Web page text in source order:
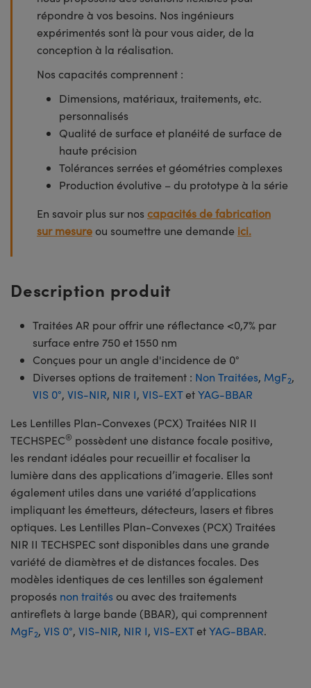
répondre à vos besoins. Nos ingénieurs
expérimentés sont là pour vous aider, de la
conception à la réalisation.
Nos capacités comprennent :
Dimensions, matériaux, traitements, etc.
personnalisés
Qualité de surface et planéité de surface de
haute précision
Tolérances serrées et géométries complexes
Production évolutive – du prototype à la série
En savoir plus sur nos capacités de fabrication
sur mesure ou soumettre une demande ici.
Description produit
Traitées AR pour offrir une réflectance <0,7% par
surface entre 750 et 1550 nm
Conçues pour un angle d'incidence de 0°
Diverses options de traitement : Non Traitées, MgF2,
VIS 0°, VIS-NIR, NIR I, VIS-EXTetYAG-BBAR
Les Lentilles Plan-Convexes (PCX) Traitées NIR II
TECHSPEC® possèdent une distance focale positive,
les rendant idéales pour recueillir et focaliser la
lumière dans des applications d’imagerie. Elles sont
également utiles dans une variété d’applications
impliquant les émetteurs, détecteurs, lasers et fibres
optiques. Les Lentilles Plan-Convexes (PCX) Traitées
NIR II TECHSPEC sont disponibles dans une grande
variété de diamètres et de distances focales. Des
modèles identiques de ces lentilles son également
proposés non traités ou avec des traitements
antireflets à large bande (BBAR), qui comprennent
MgF2, VIS 0°, VIS-NIR, NIR I, VIS-EXTetYAG-BBAR.